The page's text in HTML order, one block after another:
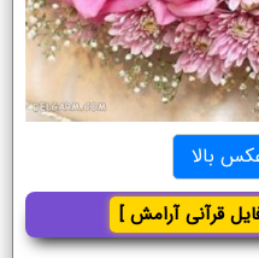
بالا
قرآنی آرامش ]